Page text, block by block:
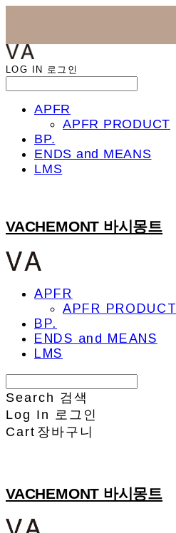
LOG IN 로그인
APFR
APFR PRODUCT
BP.
ENDS and MEANS
LMS
VACHEMONT 바시몽트
APFR
APFR PRODUCT
BP.
ENDS and MEANS
LMS
Search 검색
Log In
로그인
Cart 장바구니
VACHEMONT 바시몽트